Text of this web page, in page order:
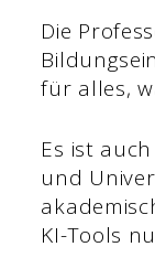
Die
für alles,
Es ist
und
KI-Tools